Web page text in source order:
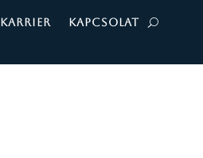
KARRIER KAPCSOLAT